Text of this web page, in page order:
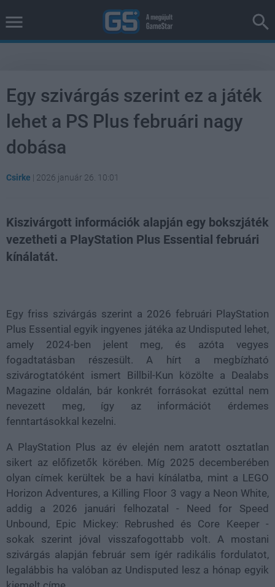
Egy szivárgás szerint ez a játék
lehet a PS Plus februári nagy
dobása
Csirke | 2026 január 26. 10:01
Kiszivárgott információk alapján egy bokszjáték
vezetheti a PlayStation Plus Essential februári
kínálatát.
Egy friss szivárgás szerint a 2026 februári PlayStation
Plus Essential egyik ingyenes játéka az Undisputed lehet,
amely 2024-ben jelent meg, és azóta vegyes
fogadtatásban részesült. A hírt a megbízható
szivárogtatóként ismert Billbil-Kun közölte a Dealabs
Magazine oldalán, bár konkrét forrásokat ezúttal nem
nevezett meg, így az információt érdemes
fenntartásokkal kezelni.
A PlayStation Plus az év elején nem aratott osztatlan
sikert az előfizetők körében. Míg 2025 decemberében
olyan címek kerültek be a havi kínálatba, mint a LEGO
Horizon Adventures, a Killing Floor 3 vagy a Neon White,
addig a 2026 januári felhozatal - Need for Speed
Unbound, Epic Mickey: Rebrushed és Core Keeper -
sokak szerint jóval visszafogottabb volt. A mostani
szivárgás alapján február sem ígér radikális fordulatot,
legalábbis ha valóban az Undisputed lesz a hónap egyik